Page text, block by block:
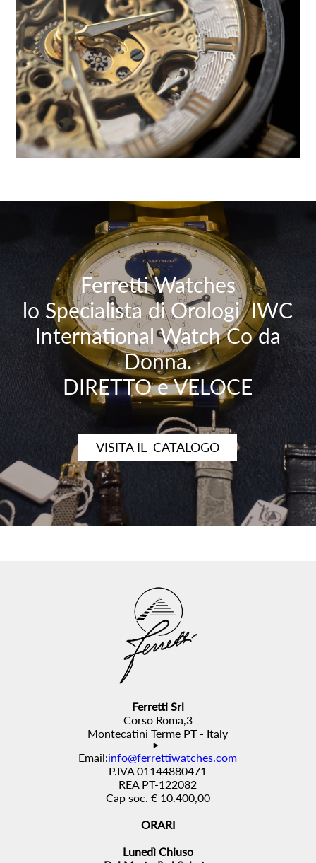
Ferretti Watches
lo Specialista di Orologi IWC
International Watch Co da
Donna.
DIRETTO e VELOCE
VISITA IL CATALOGO
Ferretti Srl
Corso Roma,3
Montecatini Terme PT - Italy
Email:info@ferrettiwatches.com
P.IVA 01144880471
REA PT-122082
Cap soc. € 10.400,00
ORARI
Lunedì Chiuso